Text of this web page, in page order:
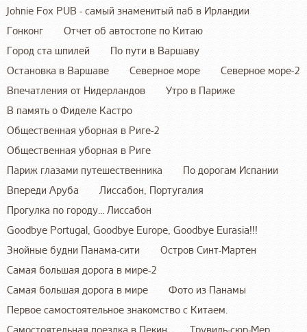
Johnie Fox PUB - самый знаменитый паб в Ирландии
Гонконг
Отчет об автостопе по Китаю
Город ста шпилей
По пути в Варшаву
Остановка в Варшаве
Северное море
Северное море-2
Впечатления от Нидерландов
Утро в Париже
В память о Фиделе Кастро
Общественная уборная в Риге-2
Общественная уборная в Риге
Париж глазами путешественника
По дорогам Испании
Впереди Аруба
Лиссабон, Португалия
Прогулка по городу... Лиссабон
Goodbye Portugal, Goodbye Europe, Goodbye Eurasia!!!
Знойные будни Панама-сити
Остров Синт-Мартен
Самая большая дорога в мире-2
Самая большая дорога в мире
Фото из Панамы
Первое самостоятельное знакомство с Китаем.